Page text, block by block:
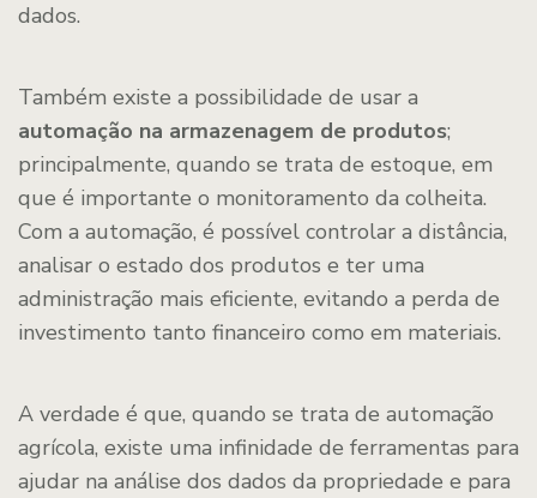
dados.
Também existe a possibilidade de usar a
automação na armazenagem de produtos;
principalmente, quando se trata de estoque, em
que é importante o monitoramento da colheita.
Com a automação, é possível controlar a distância,
analisar o estado dos produtos e ter uma
administração mais eficiente, evitando a perda de
investimento tanto financeiro como em materiais.
A verdade é que, quando se trata de automação
agrícola, existe uma infinidade de ferramentas para
ajudar na análise dos dados da propriedade e para